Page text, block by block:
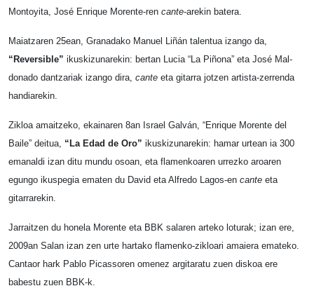
Montoyita, José Enrique Morente-ren cante-arekin batera.
Maiatzaren 25ean, Granadako Manuel Liñán talentua izango da,
“Reversible” ikuskizunarekin: bertan Lucia “La Piñona” eta José Mal­
donado dantzariak izango dira, cante eta gitarra jotzen artista-zerrenda
handiarekin.
Zikloa amaitzeko, ekainaren 8an Israel Galván, “Enrique Morente del
Baile” deitua, “La Edad de Oro” ikuskizunarekin: hamar urtean ia 300
emanaldi izan ditu mundu osoan, eta flamenkoaren urrezko aroaren
egungo ikuspegia ematen du David eta Alfredo Lagos-en cante eta
gitarrarekin.
Jarraitzen du honela Morente eta BBK salaren arteko loturak; izan ere,
2009an Salan izan zen urte hartako flamenko-zikloari amaiera emateko.
Cantaor hark Pablo Picassoren omenez argitaratu zuen diskoa ere
babestu zuen BBK-k.